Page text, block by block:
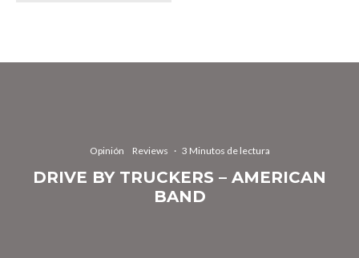
Opinión Reviews · 3 Minutos de lectura
DRIVE BY TRUCKERS – AMERICAN
BAND